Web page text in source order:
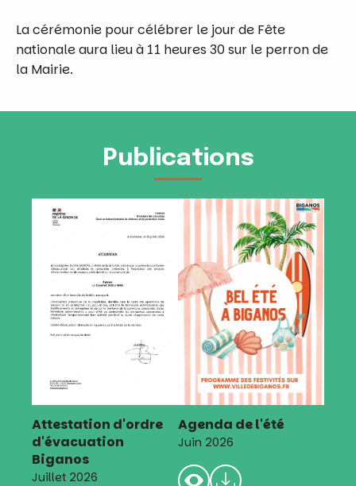
La cérémonie pour célébrer le jour de Fête
nationale aura lieu à 11 heures 30 sur le perron de
la Mairie.
Publications
Attestation d'ordre
d'évacuation
Biganos
Juillet 2026
Agenda de l'été
Juin 2026